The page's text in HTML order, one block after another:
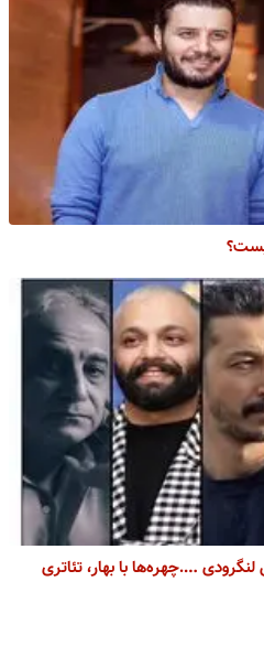
….چهره‌ها با بهار، تئاتری